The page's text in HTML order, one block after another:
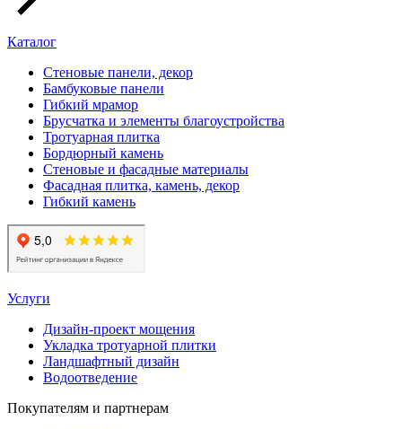
Каталог
Стеновые панели, декор
Бамбуковые панели
Гибкий мрамор
Брусчатка и элементы благоустройства
Тротуарная плитка
Бордюрный камень
Стеновые и фасадные материалы
Фасадная плитка, камень, декор
Гибкий камень
Услуги
Дизайн-проект мощения
Укладка тротуарной плитки
Ландшафтный дизайн
Водоотведение
Покупателям и партнерам